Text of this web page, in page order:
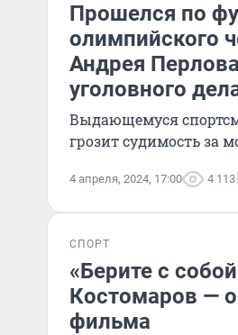
Прошелся по
олимпийского
Андрея
уголовного
Выдающемуся
грозит судимость за
4 апреля, 2024, 17:00 4 113
СПОРТ
«Берите с
Костомаров —
фильма